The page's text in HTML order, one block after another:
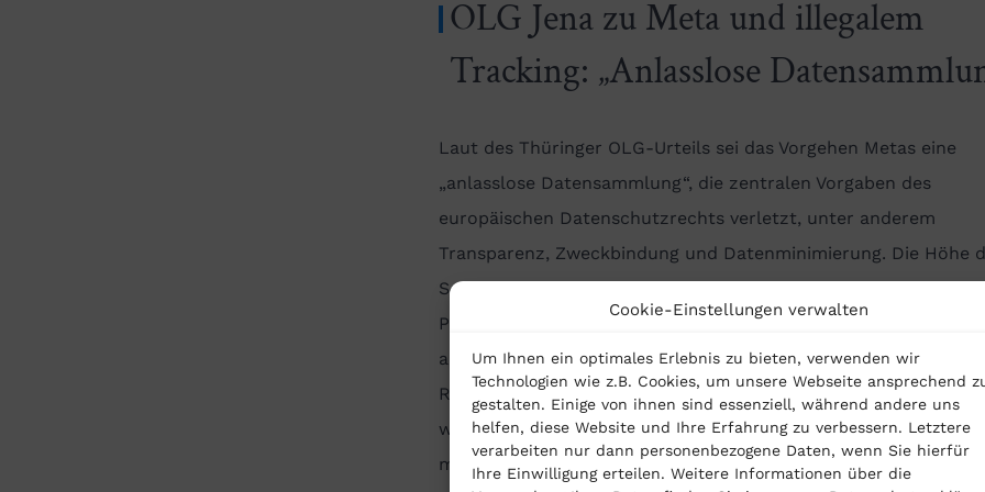
Cookie-Einstellungen verwalten
Um Ihnen ein optimales Erlebnis zu bieten, verwenden wir
Technologien wie z.B. Cookies, um unsere Webseite ansprechend
gestalten. Einige von ihnen sind essenziell, während andere uns
helfen, diese Website und Ihre Erfahrung zu verbessern. Letztere
verarbeiten nur dann personenbezogene Daten, wenn Sie hierfür
Ihre Einwilligung erteilen. Weitere Informationen über die
OLG Jena zu Meta und illegalem
Tracking: „Anlasslose
Laut des Thüringer OLG-Urteils sei das Vorgehen Metas eine
„anlasslose Datensammlung“, die zentralen Vorgaben des
europäischen Datenschutzrechts verletzt, unter anderem
Transparenz, Zweckbindung und Datenminimierung. Die Höhe
Schadensersatzes sei gerechtfertigt, da ein beträchtlicher Teil
Privatlebens des Nutzers langanhaltend und weitreichend
aufgezeichnet wurde. Das Urteil ist noch nicht rechtskräftig, die
Revision zumBGH
wurde zugelassen. Bestätigt der BGH die
wird Meta sein grundlegendes Geschäftsmodell in Europa
müssen, das auf den Business Tools und der genauen Kenntnis